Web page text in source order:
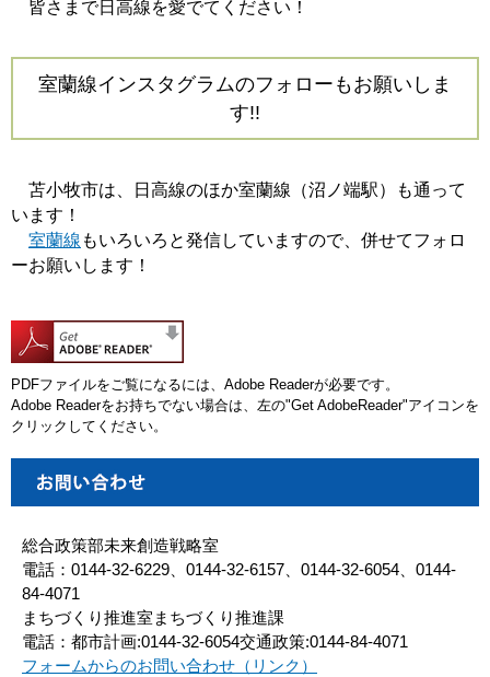
皆さまで日高線を愛でてください！
室蘭線インスタグラムのフォローもお願いしま
す!!
苫小牧市は、日高線のほか室蘭線（沼ノ端駅）も通って
います！
室蘭線 もいろいろと発信していますので、併せてフォロ
ーお願いします！
PDFファイルをご覧になるには、Adobe Readerが必要です。
Adobe Readerをお持ちでない場合は、左の"Get AdobeReader"アイコンを
クリックしてください。
総合政策部未来創造戦略室
電話：0144-32-6229、0144-32-6157、0144-32-6054、0144-
84-4071
まちづくり推進室まちづくり推進課
電話：都市計画:0144-32-6054交通政策:0144-84-4071
フォームからのお問い合わせ（リンク）